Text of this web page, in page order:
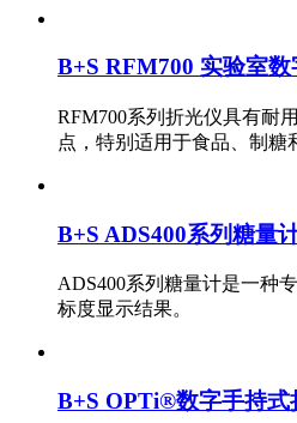
B+S RFM700 实验室
RFM700系列折光仪具有耐
点，特别适用于食品、制糖
B+S ADS400系列糖量
ADS400系列糖量计是一种
标度显示结果。
B+S OPTi®数字手持式